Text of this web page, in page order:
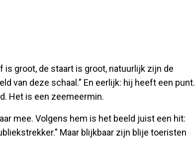
groot, de staart is groot, natuurlijk zijn de
van deze schaal.” En eerlijk: hij heeft een punt.
Het is een zeemeermin.
mee. Volgens hem is het beeld juist een hit:
Maar blijkbaar zijn blije toeristen